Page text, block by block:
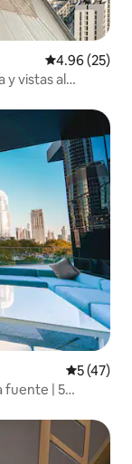
Calificación
4.96 (25)
y vistas al
5 (47)
fuente | 5